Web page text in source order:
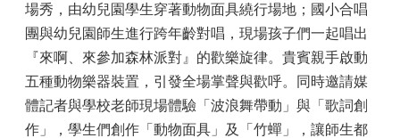
場秀，由幼兒園學生穿著動物面具繞行場地；國小合唱
團與幼兒園師生進行跨年齡對唱，現場孩子們一起唱出
『來啊、來參加森林派對』的歡樂旋律。貴賓親手啟動
五種動物樂器裝置，引發全場掌聲與歡呼。同時邀請媒
體記者與學校老師現場體驗「波浪舞帶動」與「歌詞創
作」，學生們創作「動物面具」及「竹蟬」，讓師生都